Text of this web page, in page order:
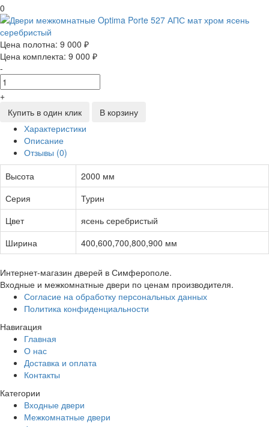
0
Цена полотна: 9 000 ₽
Цена комплекта: 9 000 ₽
-
+
Купить в один клик
В корзину
Характеристики
Описание
Отзывы (0)
Высота
2000 мм
Серия
Турин
Цвет
ясень серебристый
Ширина
400,600,700,800,900 мм
Интернет-магазин дверей в Симферополе.
Входные и межкомнатные двери по ценам производителя.
Согласие на обработку персональных данных
Политика конфиденциальности
Навигация
Главная
О нас
Доставка и оплата
Контакты
Категории
Входные двери
Межкомнатные двери